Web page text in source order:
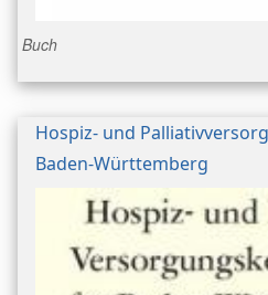
Buch
Hospiz- und
Baden-Württemberg
Bild/Umschlag